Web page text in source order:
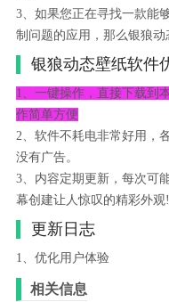
3、如果您正在寻找一款能
制问题的应用，那么银狼动
银狼动态壁纸软件
1、一键操作，直接下载到
作简单方便
2、软件不耗电非常好用，
没有广告。
3、内容定期更新，每次可
幕创建让人惊叹的精彩外观!
更新日志
1、优化用户体验
相关信息